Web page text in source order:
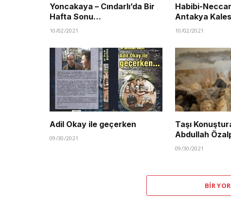
Yoncakaya – Cındarlı’da Bir
Hafta Sonu…
10/02/2021
Habibi-
Antakya
10/02/2021
Adil Okay ile geçerken
09/30/2021
Taşı
Abdullah
09/30/2021
BIR